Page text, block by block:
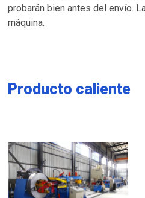
probarán bien antes del envío.
máquina.
Producto caliente